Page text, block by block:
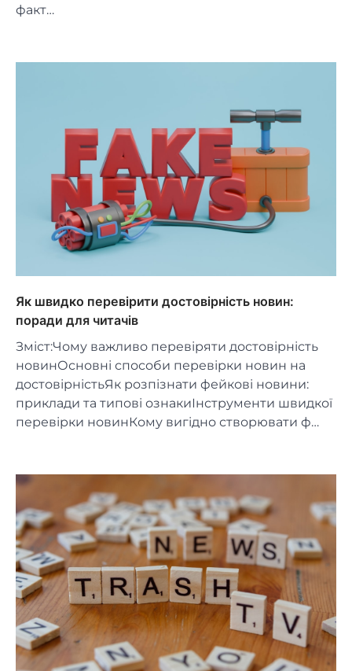
факт…
Як швидко перевірити достовірність новин:
поради для читачів
Зміст:Чому важливо перевіряти достовірність
новинОсновні способи перевірки новин на
достовірністьЯк розпізнати фейкові новини:
приклади та типові ознакиІнструменти швидкої
перевірки новинКому вигідно створювати ф…